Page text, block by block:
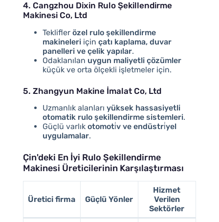
4. Cangzhou Dixin Rulo Şekillendirme
Makinesi Co, Ltd
Teklifler özel rulo şekillendirme
makineleriiçin çatı kaplama, duvar
panelleri ve çelik yapılar.
Odaklanılan uygun maliyetli çözümler
küçük ve orta ölçekli işletmeler için.
5. Zhangyun Makine İmalat Co, Ltd
Uzmanlık alanları yüksek hassasiyetli
otomatik rulo şekillendirme sistemleri.
Güçlü varlık otomoti̇v ve endüstri̇yel
uygulamalar.
Çin'deki En İyi Rulo Şekillendirme
Makinesi Üreticilerinin Karşılaştırması
Üretici firma Güçlü Yönler
Hizmet
Verilen
Sektörler